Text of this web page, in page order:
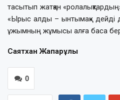
тасытып жатқан
«Ырыс алды – ынтымақ» дейді
ұжымның жұмысы алға баса
Саятхан Жапарұлы
0